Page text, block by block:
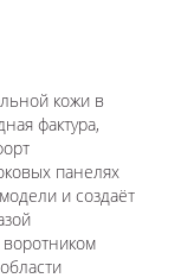
кожи в
фактура,
панелях
и создаёт